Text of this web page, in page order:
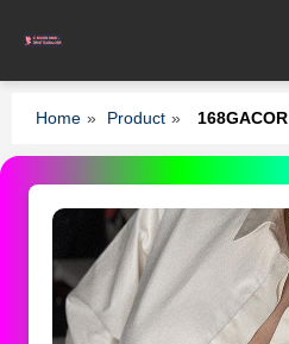
Home » Product » 168GACOR